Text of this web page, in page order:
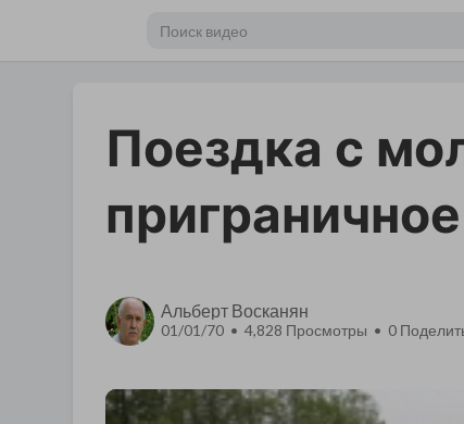
Поездка с
Альберт Восканян
01/01/70 • 4,828 Просмотры • 0